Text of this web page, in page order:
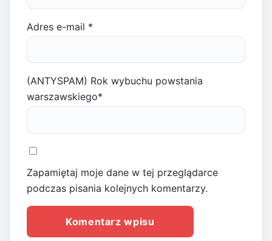
Adres e-mail *
(ANTYSPAM) Rok wybuchu powstania
warszawskiego*
Zapamiętaj moje dane w tej przeglądarce
podczas pisania kolejnych komentarzy.